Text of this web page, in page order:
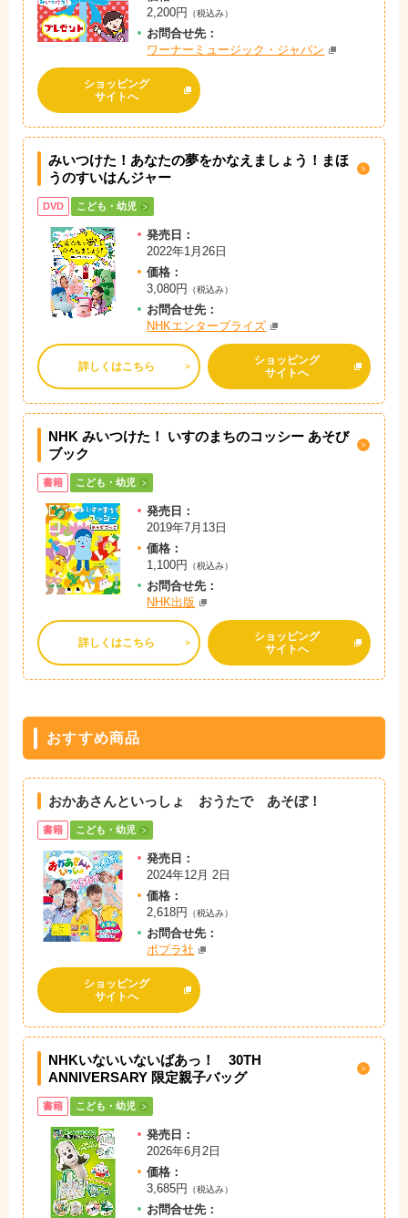
2,200円
（税込み）
お問合せ先：
ワーナーミュージック・ジャパン
ショッピング
サイトへ
みいつけた！あなたの夢をかなえましょう！まほ
うのすいはんジャー
DVD こども・幼児
発売日：
2022年1月26日
価格：
3,080円
（税込み）
お問合せ先：
NHKエンタープライズ
詳しくはこちら
ショッピング
サイトへ
NHK みいつけた！ いすのまちのコッシー あそび
ブック
書籍 こども・幼児
発売日：
2019年7月13日
価格：
1,100円
（税込み）
お問合せ先：
NHK出版
詳しくはこちら
ショッピング
サイトへ
おすすめ商品
おかあさんといっしょ おうたで あそぼ！
書籍 こども・幼児
発売日：
2024年12月 2日
価格：
2,618円
（税込み）
お問合せ先：
ポプラ社
ショッピング
サイトへ
NHKいないいないばあっ！ 30TH
ANNIVERSARY 限定親子バッグ
書籍 こども・幼児
発売日：
2026年6月2日
価格：
3,685円
（税込み）
お問合せ先：